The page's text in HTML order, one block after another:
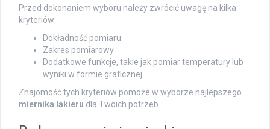
Przed dokonaniem wyboru należy zwrócić uwagę na kilka
kryteriów:
Dokładność pomiaru
Zakres pomiarowy
Dodatkowe funkcje, takie jak pomiar temperatury lub
wyniki w formie graficznej
Znajomość tych kryteriów pomoże w wyborze najlepszego
miernika lakieru dla Twoich potrzeb.